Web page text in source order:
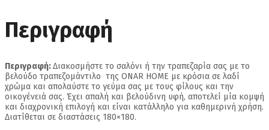
Περιγραφή
Περιγραφή:Διακοσμήστε το σαλόνι ή την τραπεζαρία σας με το
βελούδο τραπεζομάντιλο της ONAR HOME με κρόσια σε λαδί
χρώμα και απολαύστε το γεύμα σας με τους φίλους και την
οικογένειά σας. Έχει απαλή και βελούδινη υφή, αποτελεί μία κομψή
και διαχρονική επιλογή και είναι κατάλληλο για καθημερινή χρήση.
Διατίθεται σε διαστάσεις 180×180.